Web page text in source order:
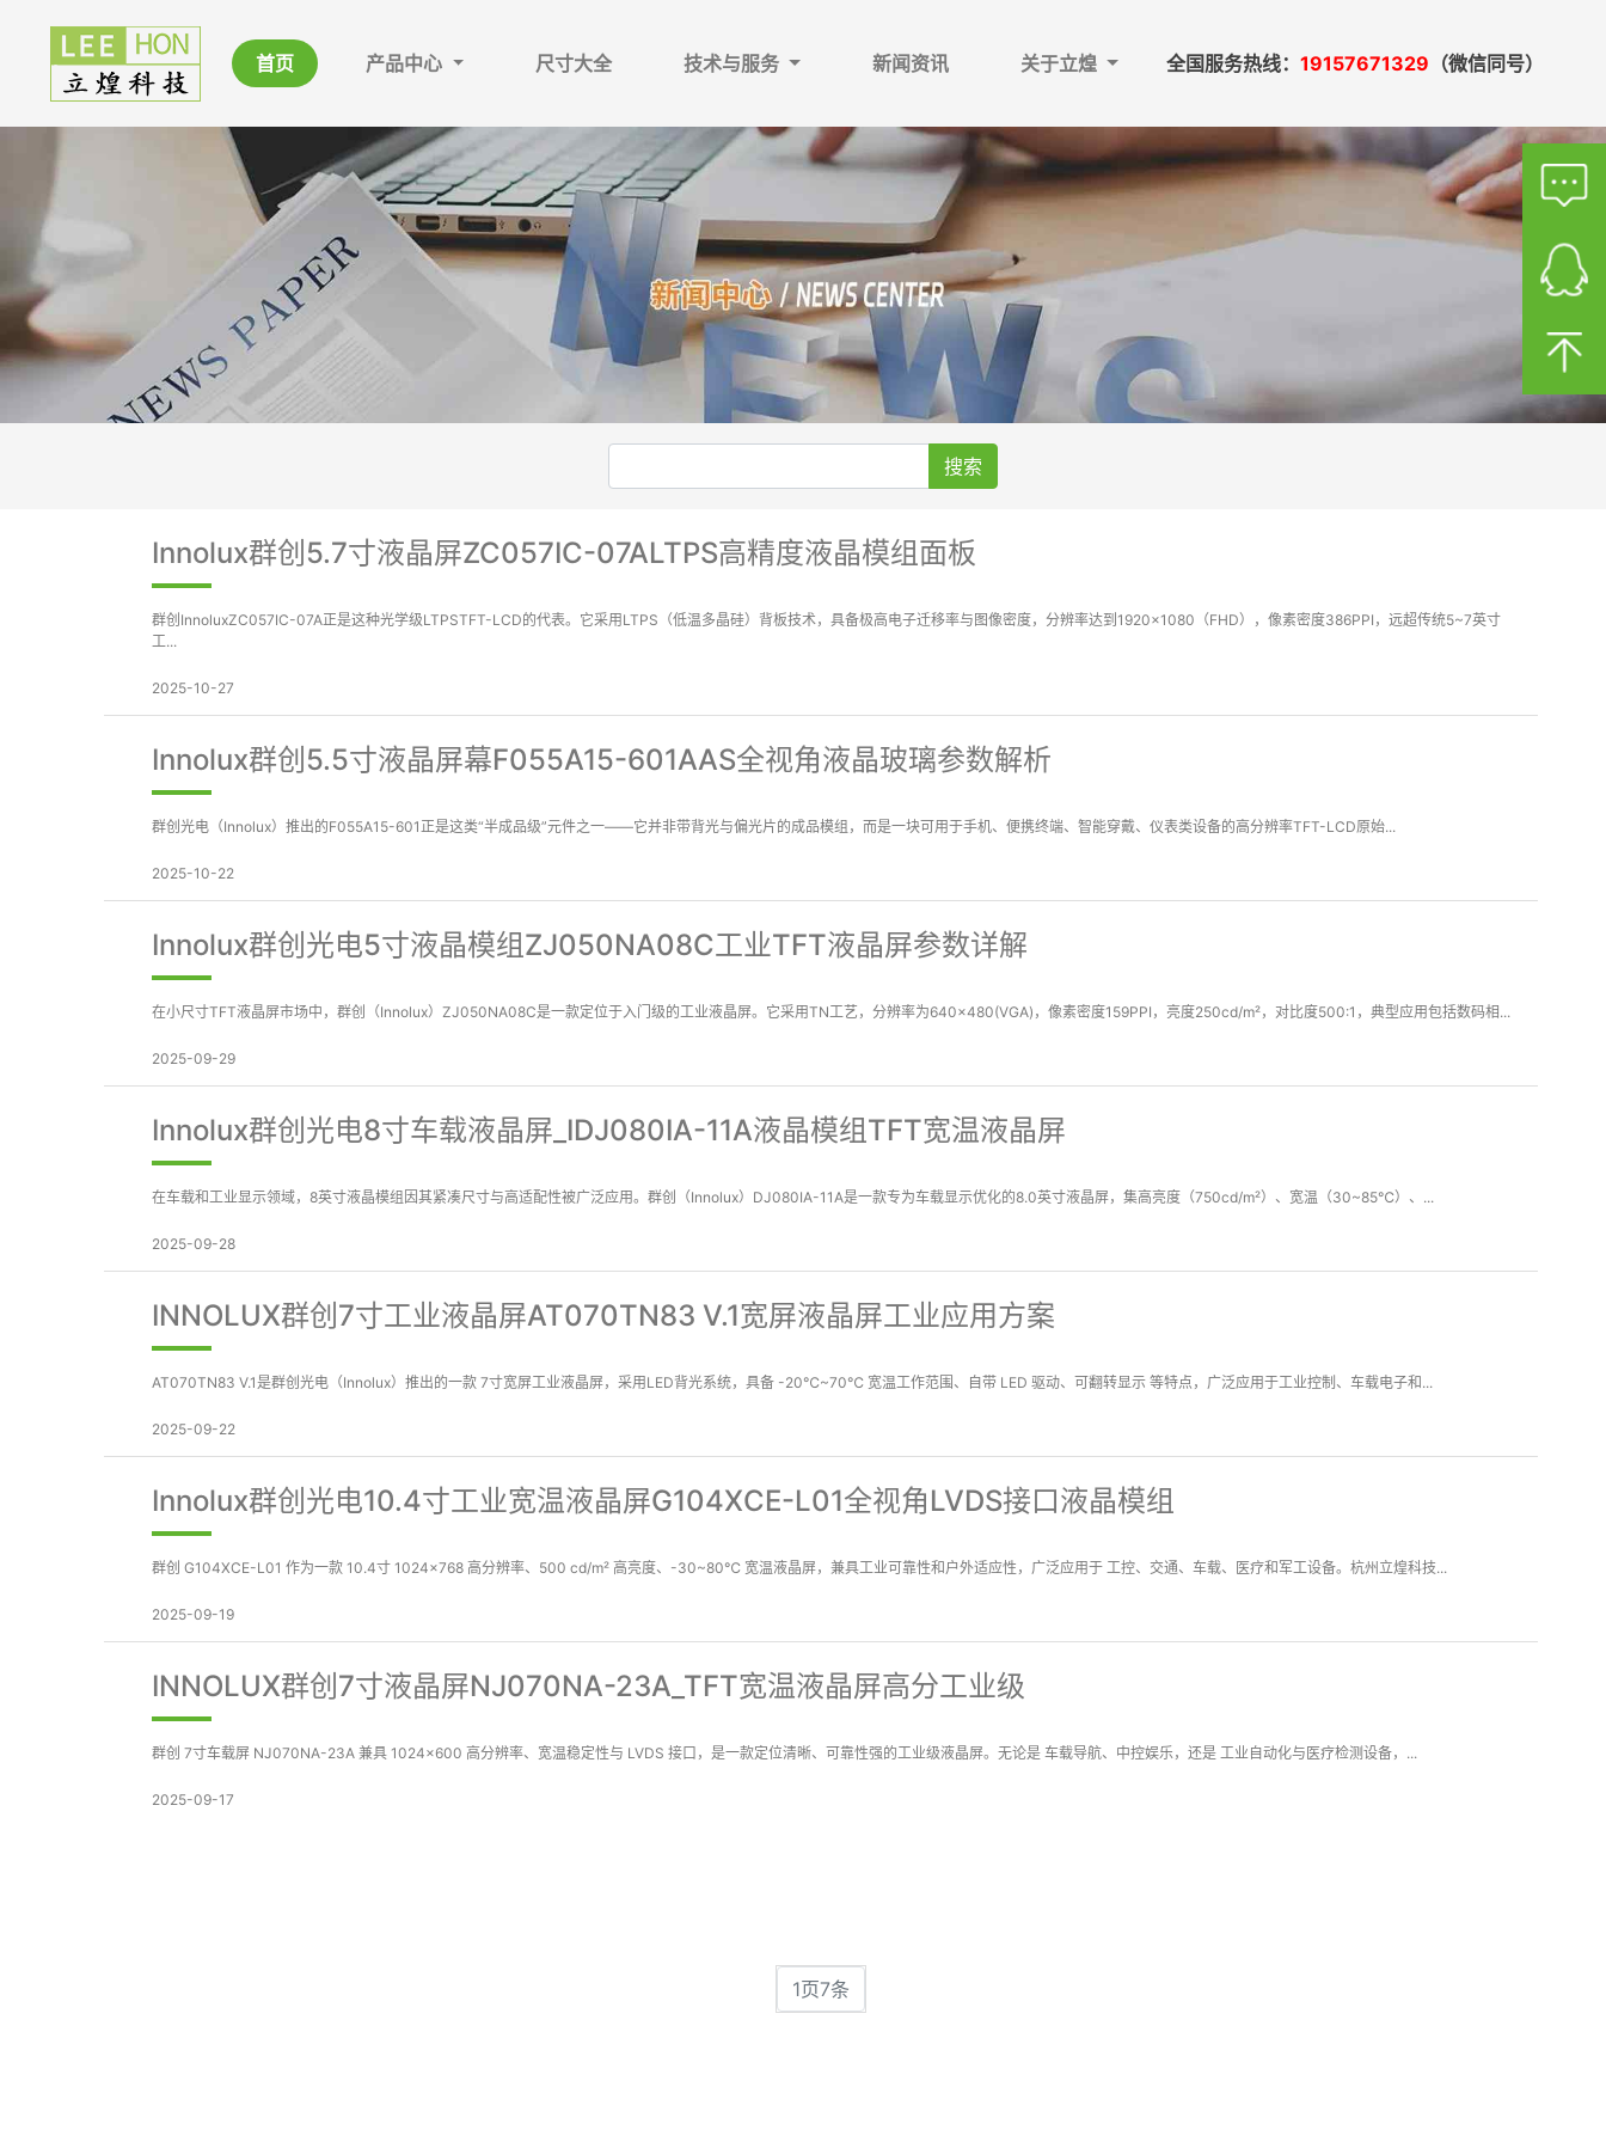
首页 产品中心 尺寸大全 技术与服务 新闻资讯 关于立煌 全国服务热线： 19157671329 （微信同号）
搜索
Innolux群创5.7寸液晶屏ZC057IC-07ALTPS高精度液晶模组面板
群创InnoluxZC057IC-07A正是这种光学级LTPSTFT-LCD的代表。它采用LTPS（低温多晶硅）背板技术，具备极高电子迁移率与图像密度，分辨率达到1920×1080（FHD），像素密度386PPI，远超传统5~7英寸
工...
2025-10-27
Innolux群创5.5寸液晶屏幕F055A15-601AAS全视角液晶玻璃参数解析
群创光电（Innolux）推出的F055A15-601正是这类“半成品级”元件之一——它并非带背光与偏光片的成品模组，而是一块可用于手机、便携终端、智能穿戴、仪表类设备的高分辨率TFT-LCD原始...
2025-10-22
Innolux群创光电5寸液晶模组ZJ050NA08C工业TFT液晶屏参数详解
在小尺寸TFT液晶屏市场中，群创（Innolux）ZJ050NA08C是一款定位于入门级的工业液晶屏。它采用TN工艺，分辨率为640×480(VGA)，像素密度159PPI，亮度250cd/m²，对比度500:1，典型应用包括数码相...
2025-09-29
Innolux群创光电8寸车载液晶屏_IDJ080IA-11A液晶模组TFT宽温液晶屏
在车载和工业显示领域，8英寸液晶模组因其紧凑尺寸与高适配性被广泛应用。群创（Innolux）DJ080IA-11A是一款专为车载显示优化的8.0英寸液晶屏，集高亮度（750cd/m²）、宽温（30~85℃）、...
2025-09-28
INNOLUX群创7寸工业液晶屏AT070TN83 V.1宽屏液晶屏工业应用方案
AT070TN83 V.1是群创光电（Innolux）推出的一款 7寸宽屏工业液晶屏，采用LED背光系统，具备 -20℃~70℃ 宽温工作范围、自带 LED 驱动、可翻转显示 等特点，广泛应用于工业控制、车载电子和...
2025-09-22
Innolux群创光电10.4寸工业宽温液晶屏G104XCE-L01全视角LVDS接口液晶模组
群创 G104XCE-L01 作为一款 10.4寸 1024×768 高分辨率、500 cd/m² 高亮度、-30~80℃ 宽温液晶屏，兼具工业可靠性和户外适应性，广泛应用于 工控、交通、车载、医疗和军工设备。杭州立煌科技...
2025-09-19
INNOLUX群创7寸液晶屏NJ070NA-23A_TFT宽温液晶屏高分工业级
群创 7寸车载屏 NJ070NA-23A 兼具 1024×600 高分辨率、宽温稳定性与 LVDS 接口，是一款定位清晰、可靠性强的工业级液晶屏。无论是 车载导航、中控娱乐，还是 工业自动化与医疗检测设备，...
2025-09-17
1页7条